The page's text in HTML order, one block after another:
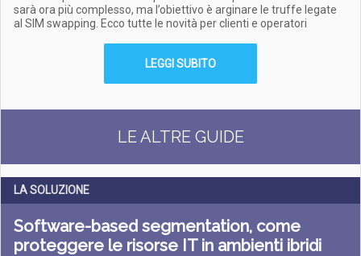
sarà ora più complesso, ma l’obiettivo è arginare le truffe legate
al SIM swapping. Ecco tutte le novità per clienti e operatori
LEGGI SUBITO
LE ALTRE GUIDE
LA SOLUZIONE
Software-based segmentation, come
proteggere le risorse IT in ambienti ibridi